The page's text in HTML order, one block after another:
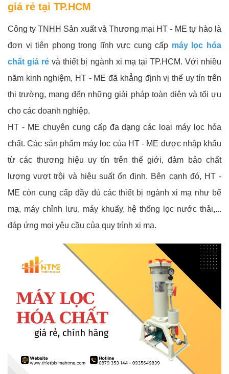
giá rẻ tại TP.HCM
Công ty TNHH Sản xuất và Thương mại HT - ME tự hào là
đơn vị tiên phong trong lĩnh vực cung cấp máy lọc hóa
chất giá rẻ và thiết bị ngành xi mạ tại TP.HCM. Với nhiều
năm kinh nghiệm, HT - ME đã khẳng định vị thế uy tín trên
thị trường, mang đến những giải pháp toàn diện và tối ưu
cho các doanh nghiệp.
HT - ME chuyên cung cấp đa dạng các loại máy lọc hóa
chất. Các sản phẩm máy lọc của HT - ME được nhập khẩu
từ các thương hiệu uy tín trên thế giới, đảm bảo chất
lượng vượt trội và hiệu suất ổn định. Bên cạnh đó, HT -
ME còn cung cấp đầy đủ các thiết bị ngành xi mạ như bể
mạ, máy chỉnh lưu, máy khuấy, hệ thống lọc nước thải,...
đáp ứng mọi yêu cầu của quy trình xi mạ.